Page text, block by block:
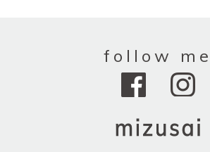
follow me